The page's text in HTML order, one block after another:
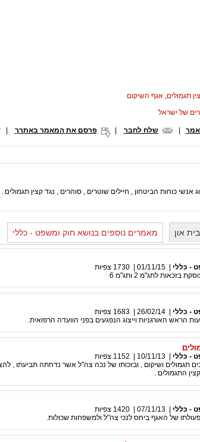
תגמולים, אגף השיקום
שלח לחבר פרסם את המאמר באתרך |
כוחות הביטחון , חיילים שוטרים , סוהרים , נגד קצין תגמולים .
און מאמרים נוספים בנושא חוק ומשפט - כללי
- כללי 01/11/15
1730 צפיות
לתג"מ 2 ותג"מ 6
- כללי 26/02/14
1683 צפיות
הראש האורגניות וייצוג הנפגעים בפני הוועדה הרפואית.
- כללי 10/11/13
1152 צפיות
סעיף 35 לחוק הנכים תגמולים ושיקום , ובזכותו של נכה צה"ל אשר נדחתה תביעתו ,
התגמולים .
- כללי 07/11/13
1420 צפיות
של האגף ביחס לנכי צה"ל ולמשפחות שכולות.